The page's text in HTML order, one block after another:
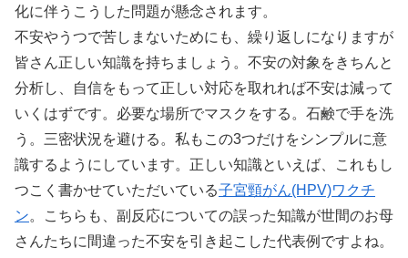
化に伴うこうした問題が懸念されます。
不安やうつで苦しまないためにも、繰り返しになりますが
皆さん正しい知識を持ちましょう。不安の対象をきちんと
分析し、自信をもって正しい対応を取れれば不安は減って
いくはずです。必要な場所でマスクをする。石鹸で手を洗
う。三密状況を避ける。私もこの3つだけをシンプルに意
識するようにしています。正しい知識といえば、これもし
つこく書かせていただいている子宮頸がん(HPV)ワクチ
ン。こちらも、副反応についての誤った知識が世間のお母
さんたちに間違った不安を引き起こした代表例ですよね。